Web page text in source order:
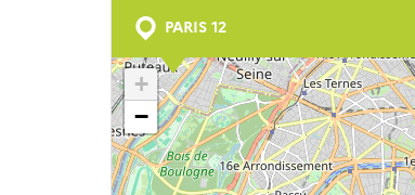
PARIS 12
+
−